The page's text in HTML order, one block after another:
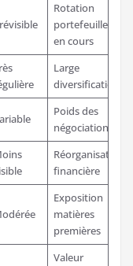
Rotation
portefeuille
en cours
Large
diversification
Poids des
négociations
Réorganisation
financière
Exposition
matières
premières
Valeur